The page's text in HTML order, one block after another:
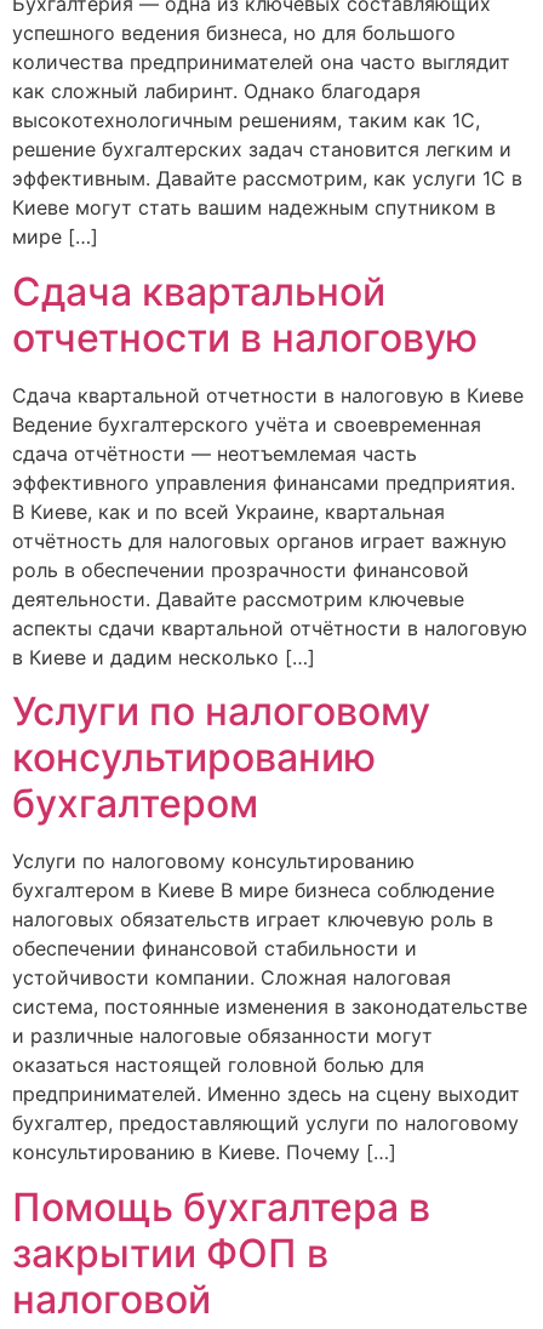
успешного ведения бизнеса, но для большого
количества предпринимателей она часто выглядит
как сложный лабиринт. Однако благодаря
высокотехнологичным решениям, таким как 1С,
решение бухгалтерских задач становится легким и
эффективным. Давайте рассмотрим, как услуги 1С в
Киеве могут стать вашим надежным спутником в
мире […]
Сдача квартальной
отчетности в налоговую
Сдача квартальной отчетности в налоговую в Киеве
Ведение бухгалтерского учёта и своевременная
сдача отчётности — неотъемлемая часть
эффективного управления финансами предприятия.
В Киеве, как и по всей Украине, квартальная
отчётность для налоговых органов играет важную
роль в обеспечении прозрачности финансовой
деятельности. Давайте рассмотрим ключевые
аспекты сдачи квартальной отчётности в налоговую
в Киеве и дадим несколько […]
Услуги по налоговому
консультированию
бухгалтером
Услуги по налоговому консультированию
бухгалтером в Киеве В мире бизнеса соблюдение
налоговых обязательств играет ключевую роль в
обеспечении финансовой стабильности и
устойчивости компании. Сложная налоговая
система, постоянные изменения в законодательстве
и различные налоговые обязанности могут
оказаться настоящей головной болью для
предпринимателей. Именно здесь на сцену выходит
бухгалтер, предоставляющий услуги по налоговому
консультированию в Киеве. Почему […]
Помощь бухгалтера в
закрытии ФОП в
налоговой